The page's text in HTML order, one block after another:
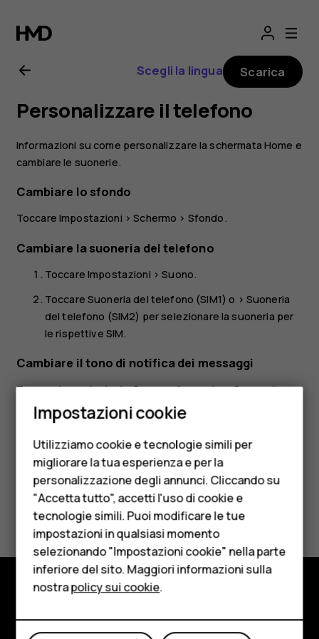
Manuale
d’uso
del
Nokia
2.1
Smartphone
Cellulari
Telefoni per anziani
Accessori
HMD Terra M
Per le imprese
Tablet
Negozio
Scegli la lingua Scarica
Personalizzare il telefono
Informazioni su come personalizzare la schermata Home e
cambiare le suonerie.
Cambiare lo sfondo
ToccareImpostazioni >Schermo > Sfondo.
Cambiare la suoneria del telefono
ToccareImpostazioni >Suono.
ToccareSuoneria del telefono (SIM1) o > Suoneria
del telefono (SIM2) per selezionare la suoneria per
le rispettive SIM.
Cambiare il tono di notifica dei messaggi
ToccareImpostazioni>Suono>Avanzate>Suono di
notifica predefinito .
Ti è stato d'aiuto?
Sì No
Impostazioni cookie
Utilizziamo cookie e tecnologie simili per
migliorare la tua esperienza e per la
personalizzazione degli annunci. Cliccando su
"Accetta tutto", accetti l'uso di cookie e
tecnologie simili. Puoi modificare le tue
impostazioni in qualsiasi momento
selezionando "Impostazioni cookie" nella parte
inferiore del sito. Maggiori informazioni sulla
nostrapolicy sui cookie.